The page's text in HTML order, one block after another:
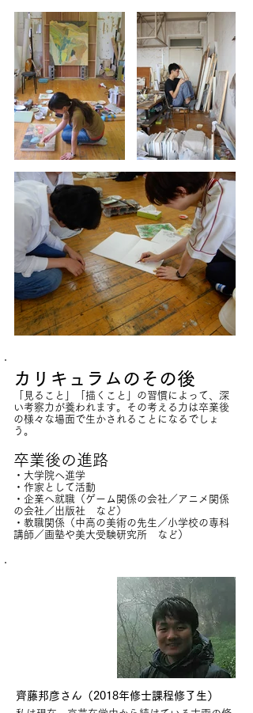
カリキュラムのその後
「見ること」「描くこと」の習慣によって、深
い考察力が養われます。その考える力は卒業後
の様々な場面で生かされることになるでしょ
う。
卒業後の進路
・大学院へ進学
・作家として活動
・企業へ就職（ゲーム関係の会社／アニメ関係
の会社／​出版社 など）
・教職関係（中高の美術の先生／小学校の専科
講師／画塾や美大受験研究所 など）
齊藤邦彦さん（2018年修士課程修了生）